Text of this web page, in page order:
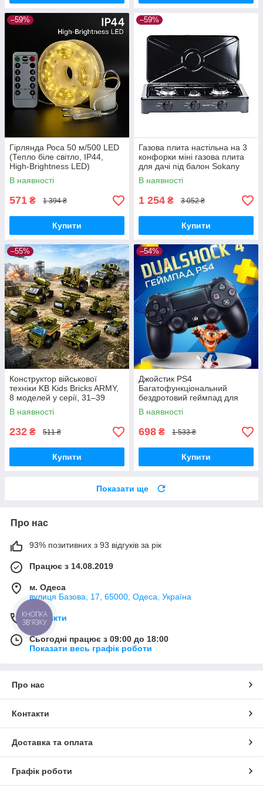
–59%
Гірлянда Роса 50 м/500 LED
(Тепло біле світло, IP44,
High-Brightness LED)
В наявності
571 ₴ 1 394 ₴
Купити
–59%
Газова плита настільна на 3
конфорки міні газова плита
для дачі під балон Sokany
В наявності
1 254 ₴ 3 052 ₴
Купити
–55%
Конструктор військової
техніки KB Kids Bricks ARMY,
8 моделей у серії, 31–39
деталей, 6+
В наявності
232 ₴ 511 ₴
Купити
–54%
Джойстик PS4
Багатофункціональний
бездротовий геймпад для
Bluetooth-консолі з подвійною
вібрацією DualShock 4 V3.5
PlayStation 4,
В наявності
698 ₴ 1 533 ₴
Купити
Показати ще
Про нас
93% позитивних з 93 відгуків за рік
Працює з 14.08.2019
м. Одеса
вулиця Базова, 17, 65000, Одеса, Україна
Контакти
Сьогодні працює з 09:00 до 18:00
Показати весь графік роботи
Про нас
Контакти
Доставка та оплата
Графік роботи
КНОПКА
ЗВ'ЯЗКУ